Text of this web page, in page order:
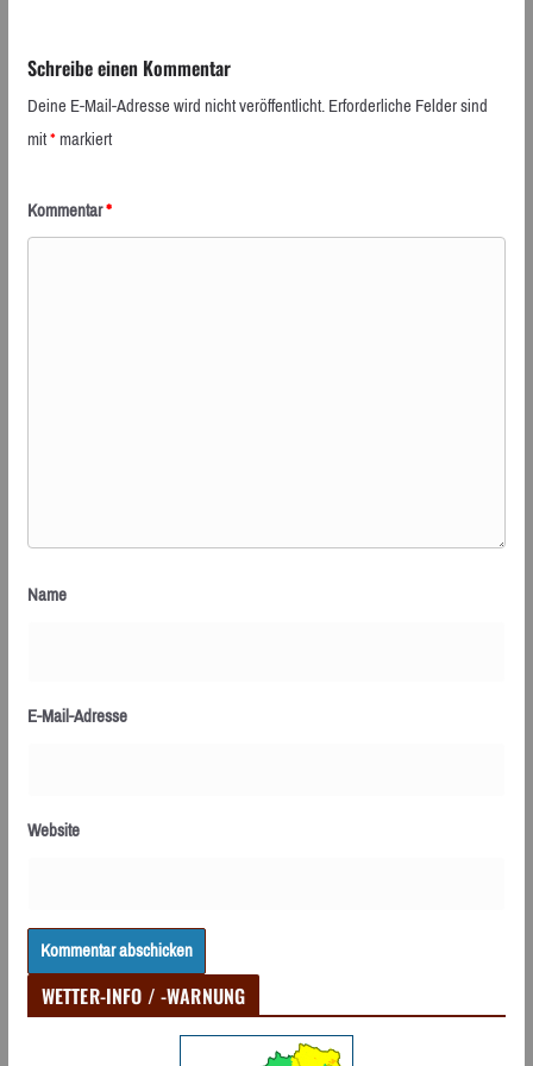
Schreibe einen Kommentar
Deine E-Mail-Adresse wird nicht veröffentlicht.Erforderliche Felder sind
mit*markiert
Kommentar*
Name
E-Mail-Adresse
Website
WETTER-INFO / -WARNUNG